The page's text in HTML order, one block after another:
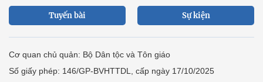
Tuyến bài Sự kiện
Cơ quan chủ quản: Bộ Dân tộc và Tôn giáo
Số giấy phép: 146/GP-BVHTTDL, cấp ngày 17/10/2025